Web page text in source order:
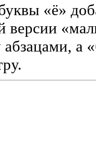
«ё»
версии
а